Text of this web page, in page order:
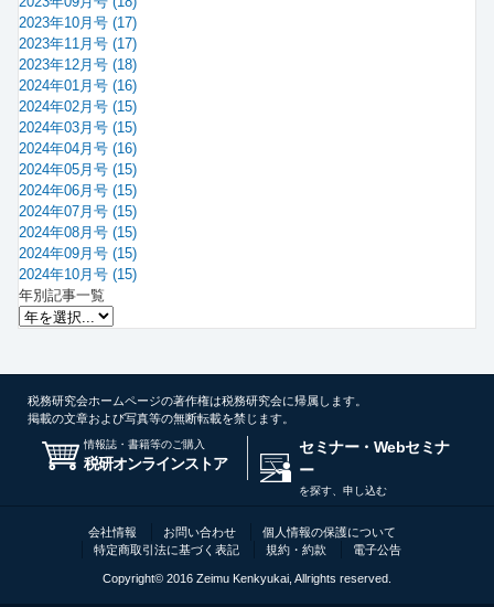
2023年10月号 (17)
2023年11月号 (17)
2023年12月号 (18)
2024年01月号 (16)
2024年02月号 (15)
2024年03月号 (15)
2024年04月号 (16)
2024年05月号 (15)
2024年06月号 (15)
2024年07月号 (15)
2024年08月号 (15)
2024年09月号 (15)
2024年10月号 (15)
年別記事一覧
税務研究会ホームページの著作権は税務研究会に帰属します。
掲載の文章および写真等の無断転載を禁じます。
情報誌・書籍等のご購入
税研オンラインストア
セミナー・Webセミナ
ー
を探す、申し込む
会社情報 お問い合わせ
個人情報の保護について
特定商取引法に基づく表記
規約・約款 電子公告
Copyright© 2016 Zeimu Kenkyukai, Allrights reserved.